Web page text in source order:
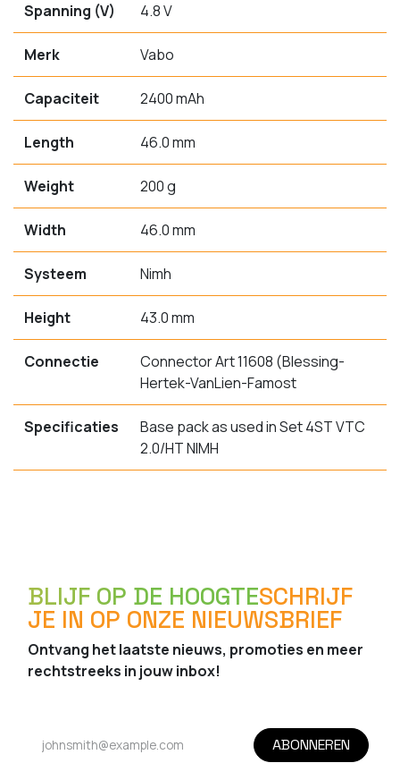
Spanning (V) 4.8 V
Merk Vabo
Capaciteit 2400 mAh
Length 46.0 mm
Weight 200 g
Width 46.0 mm
Systeem Nimh
Height 43.0 mm
Connectie
Connector Art 11608 (Blessing-
Hertek-VanLien-Famost
Specificaties
Base pack as used in Set 4ST VTC
2.0/HT NIMH
BLIJF OP DE HOOGTESCHRIJF
JE IN OP ONZE NIEUWSBRIEF
Ontvang het laatste nieuws, promoties en meer
rechtstreeks in jouw inbox!
ABONNEREN